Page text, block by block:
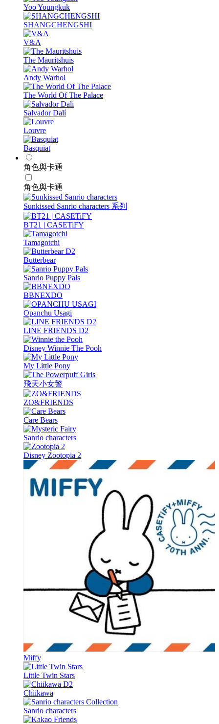
Yoo Youngkuk
SHANGCHENGSHI
V&A
The Mauritshuis
Andy Warhol
The World Of The Palace
Salvador Dalí
Louvre
Basquiat
角色與卡通
角色與卡通
Sunkissed Sanrio characters 系列
BT21 | CASETiFY
Tamagotchi
Butterbear
Sanrio Puppy Pals
BBNEXDO
Opanchu Usagi
LINE FRIENDS D2
Disney Winnie The Pooh
My Little Pony
飛天小女警
ZO&FRIENDS
Care Bears
Sanrio characters
Disney Zootopia 2
Miffy
Little Twin Stars
Chiikawa
Sanrio characters